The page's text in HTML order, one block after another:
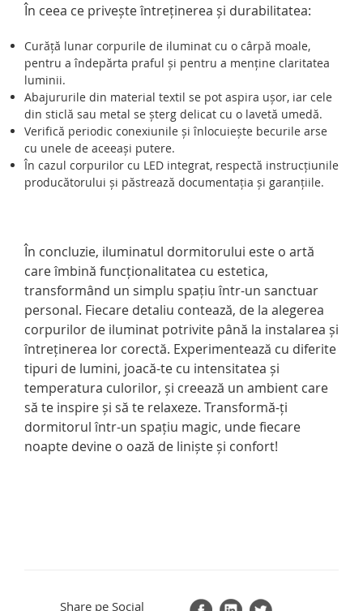
În ceea ce privește întreținerea și durabilitatea:
Curăță lunar corpurile de iluminat cu o cârpă moale,
pentru a îndepărta praful și pentru a menține claritatea
luminii.
Abajururile din material textil se pot aspira ușor, iar cele
din sticlă sau metal se șterg delicat cu o lavetă umedă.
Verifică periodic conexiunile și înlocuiește becurile arse
cu unele de aceeași putere.
În cazul corpurilor cu LED integrat, respectă instrucțiunile
producătorului și păstrează documentația și garanțiile.
În concluzie, iluminatul dormitorului este o artă
care îmbină funcționalitatea cu estetica,
transformând un simplu spațiu într-un sanctuar
personal. Fiecare detaliu contează, de la alegerea
corpurilor de iluminat potrivite până la instalarea și
întreținerea lor corectă. Experimentează cu diferite
tipuri de lumini, joacă-te cu intensitatea și
temperatura culorilor, și creează un ambient care
să te inspire și să te relaxeze. Transformă-ți
dormitorul într-un spațiu magic, unde fiecare
noapte devine o oază de liniște și confort!
Share pe Social